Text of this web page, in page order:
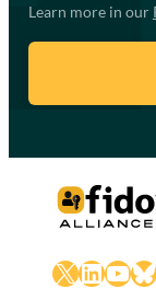
Learn more in our
X